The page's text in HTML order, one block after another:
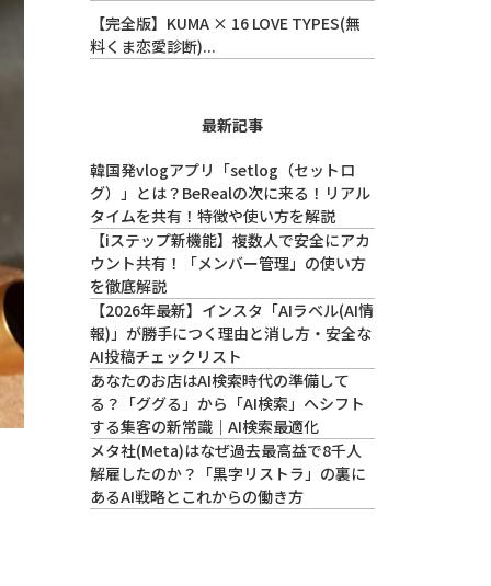
【完全版】KUMA × 16 LOVE TYPES(無
料くま恋愛診断)...
最新記事
韓国発vlogアプリ「setlog（セットロ
グ）」とは？BeRealの次に来る！リアル
タイムを共有！特徴や使い方を解説
【iステップ新機能】複数人で安全にアカ
ウント共有！「メンバー管理」の使い方
を徹底解説
【2026年最新】インスタ「AIラベル(AI情
報)」が勝手につく理由と消し方・安全な
AI投稿チェックリスト
あなたのお店はAI検索時代の準備して
る？「ググる」から「AI検索」へシフト
する集客の新常識｜AI検索最適化
メタ社(Meta)はなぜ過去最高益で8千人
解雇したのか？「黒字リストラ」の裏に
あるAI戦略とこれからの働き方